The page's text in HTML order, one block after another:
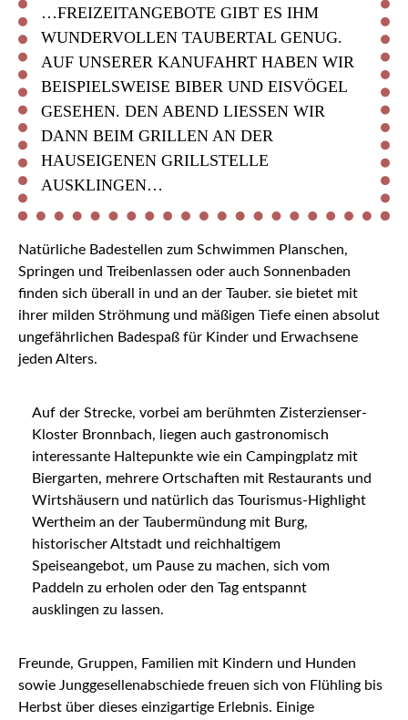
…FREIZEITANGEBOTE GIBT ES IHM
WUNDERVOLLEN TAUBERTAL GENUG.
AUF UNSERER KANUFAHRT HABEN WIR
BEISPIELSWEISE BIBER UND EISVÖGEL
GESEHEN. DEN ABEND LIESSEN WIR D
ANN BEIM GRILLEN AN DER H
AUSEIGENEN GRILLSTELLE A
USKLINGEN…
Natürliche Badestellen zum Schwimmen Planschen,
Springen und Treibenlassen oder auch Sonnenbaden
finden sich überall in und an der Tauber. sie bietet mit
ihrer milden Ströhmung und mäßigen Tiefe einen absolut
ungefährlichen Badespaß für Kinder und Erwachsene
jeden Alters.
Auf der Strecke, vorbei am berühmten Zisterzienser-
Kloster Bronnbach, liegen auch gastronomisch
interessante Haltepunkte wie ein Campingplatz mit
Biergarten, mehrere Ortschaften mit Restaurants und
Wirtshäusern und natürlich das Tourismus-Highlight
Wertheim an der Taubermündung mit Burg,
historischer Altstadt und reichhaltigem
Speiseangebot, um Pause zu machen, sich vom
Paddeln zu erholen oder den Tag entspannt
ausklingen zu lassen.
Freunde, Gruppen, Familien mit Kindern und Hunden
sowie Junggesellenabschiede freuen sich von Flühling bis
Herbst über dieses einzigartige Erlebnis. Einige